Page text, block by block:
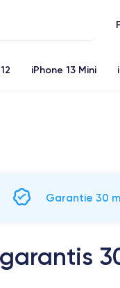
iPhone 13 Mini
Garantie 30